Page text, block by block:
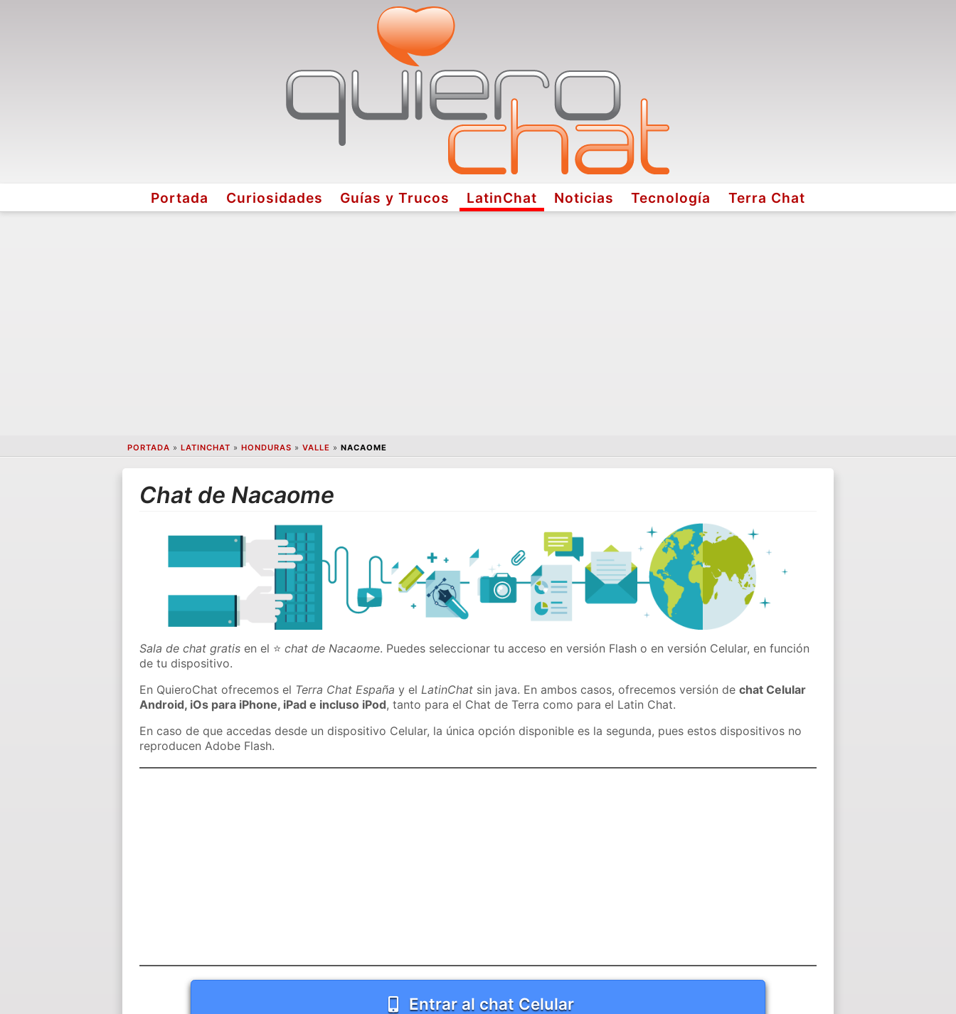
Portada Curiosidades Guías y Trucos LatinChat Noticias Tecnología Terra Chat
PORTADA » LATINCHAT » HONDURAS » VALLE » NACAOME
Chat de Nacaome
Sala de chat gratis en el ⭐chat de Nacaome. Puedes seleccionar tu acceso en versión Flash o en versión Celular, en función
de tu dispositivo.
En QuieroChat ofrecemos el Terra Chat España y elLatinChat sin java. En ambos casos, ofrecemos versión dechat Celular
Android, iOs para iPhone, iPad e incluso iPod, tanto para el Chat de Terra como para el Latin Chat.
En caso de que accedas desde un dispositivo Celular, la única opción disponible es la segunda, pues estos dispositivos no
reproducen Adobe Flash.
Entrar al chat Celular